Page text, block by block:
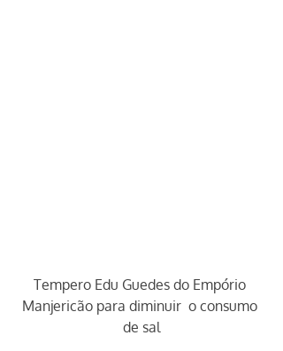
Tempero Edu Guedes do Empório
Manjericão para diminuir  o consumo
de sal